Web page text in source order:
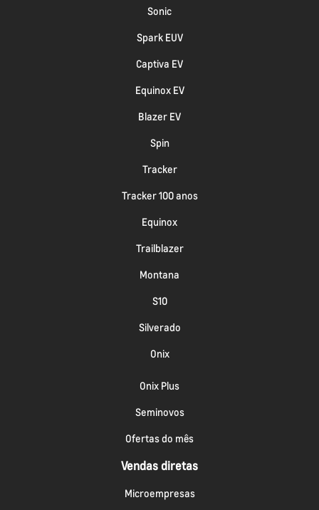
Sonic
Spark EUV
Captiva EV
Equinox EV
Blazer EV
Spin
Tracker
Tracker 100 anos
Equinox
Trailblazer
Montana
S10
Silverado
Onix
Onix Plus
Seminovos
Ofertas do mês
Vendas diretas
Microempresas